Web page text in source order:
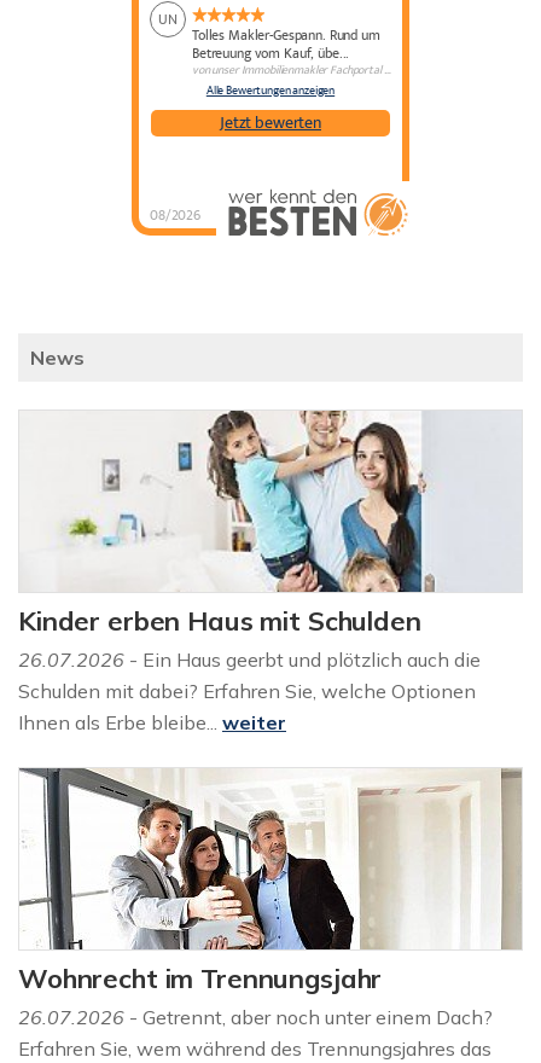
08/2026
UN
Tolles Makler-Gespann. Rund um
Betreuung vom Kauf, übe...
vonunser Immobilienmakler Fachportalam
Alle Bewertungen anzeigen
Jetzt bewerten
News
Kinder erben Haus mit Schulden
26.07.2026 - Ein Haus geerbt und plötzlich auch die
Schulden mit dabei? Erfahren Sie, welche Optionen
Ihnen als Erbe bleibe... weiter
Wohnrecht im Trennungsjahr
26.07.2026 - Getrennt, aber noch unter einem Dach?
Erfahren Sie, wem während des Trennungsjahres das